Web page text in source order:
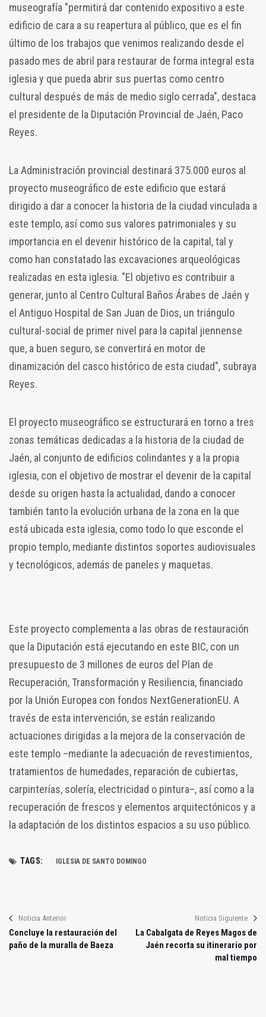
museografía "permitirá dar contenido expositivo a este
edificio de cara a su reapertura al público, que es el fin
último de los trabajos que venimos realizando desde el
pasado mes de abril para restaurar de forma integral esta
iglesia y que pueda abrir sus puertas como centro
cultural después de más de medio siglo cerrada", destaca
el presidente de la Diputación Provincial de Jaén, Paco
Reyes.
La Administración provincial destinará 375.000 euros al
proyecto museográfico de este edificio que estará
dirigido a dar a conocer la historia de la ciudad vinculada a
este templo, así como sus valores patrimoniales y su
importancia en el devenir histórico de la capital, tal y
como han constatado las excavaciones arqueológicas
realizadas en esta iglesia. "El objetivo es contribuir a
generar, junto al Centro Cultural Baños Árabes de Jaén y
el Antiguo Hospital de San Juan de Dios, un triángulo
cultural-social de primer nivel para la capital jiennense
que, a buen seguro, se convertirá en motor de
dinamización del casco histórico de esta ciudad", subraya
Reyes.
El proyecto museográfico se estructurará en torno a tres
zonas temáticas dedicadas a la historia de la ciudad de
Jaén, al conjunto de edificios colindantes y a la propia
iglesia, con el objetivo de mostrar el devenir de la capital
desde su origen hasta la actualidad, dando a conocer
también tanto la evolución urbana de la zona en la que
está ubicada esta iglesia, como todo lo que esconde el
propio templo, mediante distintos soportes audiovisuales
y tecnológicos, además de paneles y maquetas.
Este proyecto complementa a las obras de restauración
que la Diputación está ejecutando en este BIC, con un
presupuesto de 3 millones de euros del Plan de
Recuperación, Transformación y Resiliencia, financiado
por la Unión Europea con fondos NextGenerationEU. A
través de esta intervención, se están realizando
actuaciones dirigidas a la mejora de la conservación de
este templo –mediante la adecuación de revestimientos,
tratamientos de humedades, reparación de cubiertas,
carpinterías, solería, electricidad o pintura–, así como a la
recuperación de frescos y elementos arquitectónicos y a
la adaptación de los distintos espacios a su uso público.
TAGS: IGLESIA DE SANTO DOMINGO
Noticia Anterior
Concluye la restauración del
paño de la muralla de Baeza
Noticia Siguiente
La Cabalgata de Reyes Magos de
Jaén recorta su itinerario por
mal tiempo